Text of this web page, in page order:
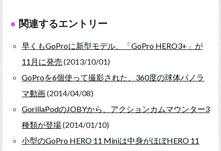
関連するエントリー
早くもGoProに新型モデル、「GoPro HERO3+」が
11月に発売 (2013/10/01)
GoProを6個使って撮影された、360度の球体パノラ
マ動画(2014/04/08)
GorillaPodのJOBYから、アクションカムマウンター3
種類が登場(2014/01/10)
小型のGoPro HERO 11 Miniは中身がほぼHERO 11